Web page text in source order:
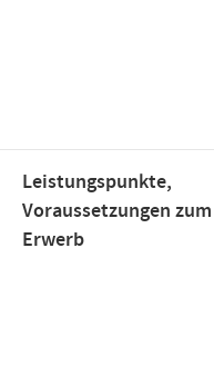
Leistungspunkte,
Voraussetzungen zum
Erwerb